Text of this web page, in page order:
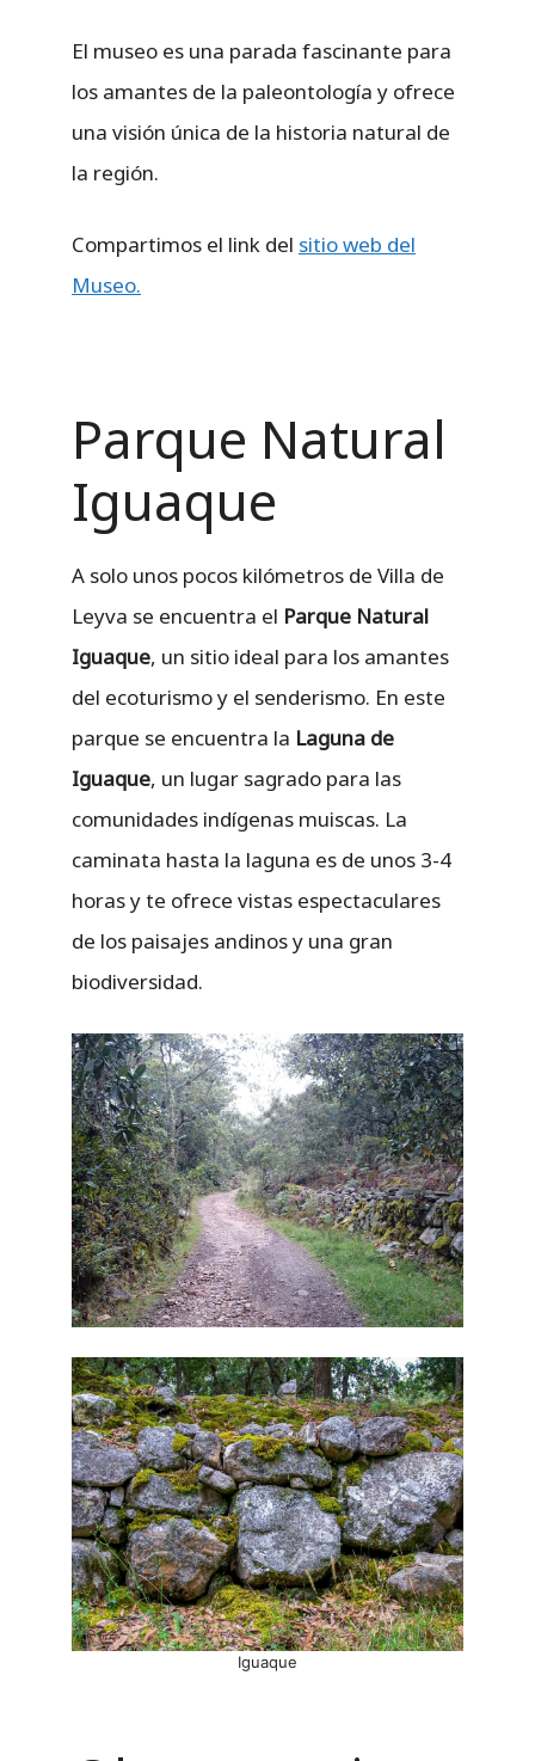
El museo es una parada fascinante para
los amantes de la paleontología y ofrece
una visión única de la historia natural de
la región.
Compartimos el link del sitio web del
Museo.
Parque Natural
Iguaque
A solo unos pocos kilómetros de Villa de
Leyva se encuentra el Parque Natural
Iguaque, un sitio ideal para los amantes
del ecoturismo y el senderismo. En este
parque se encuentra la Laguna de
Iguaque, un lugar sagrado para las
comunidades indígenas muiscas. La
caminata hasta la laguna es de unos 3-4
horas y te ofrece vistas espectaculares
de los paisajes andinos y una gran
biodiversidad.
Iguaque